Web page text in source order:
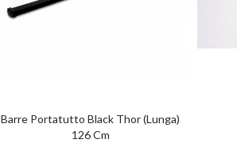
Barre Portatutto Black Thor (lunga)
126 Cm